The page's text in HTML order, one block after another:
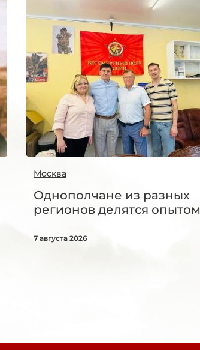
Москва
Однополчане из разных
регионов делятся опытом
7 августа 2026